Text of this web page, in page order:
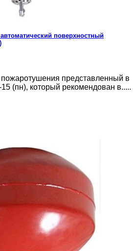
поверхностный
представленный в
(пн), который рекомендован в.....